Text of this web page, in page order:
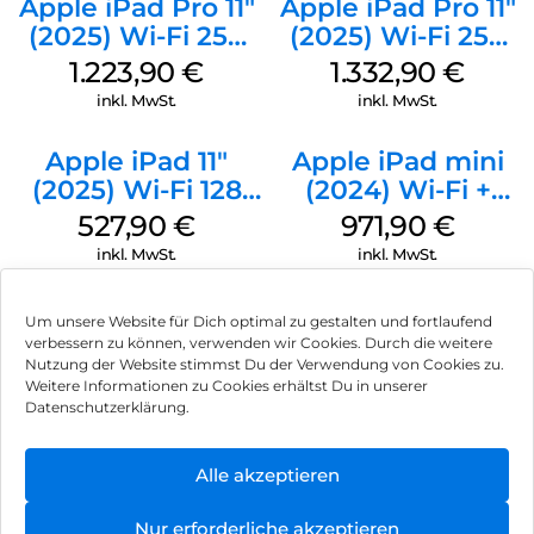
Um unsere Website für Dich optimal zu gestalten und fortlaufend
verbessern zu können, verwenden wir Cookies. Durch die weitere
Nutzung der Website stimmst Du der Verwendung von Cookies zu.
Weitere Informationen zu Cookies erhältst Du in unserer
Datenschutzerklärung.
Alle akzeptieren
Nur erforderliche akzeptieren
den allgemeinen Sicherheitsstatus deines Geräts auf dem
Datenschutz-Dashboard. Behalte den Überblick
und genieße ein gutes Gefühl mit dem Galaxy Tab S11.
Apple iPad Pro 11″
(2025) Wi-Fi 256
GB Standardglas
Space Schwarz
1.223,90€
inkl. MwSt.
Apple iPad Pro 11″
(2025) Wi-Fi 256
GB Standardglas
Silber
1.332,90€
inkl. MwSt.
Apple iPad 11″
(2025) Wi-Fi 128
GB Pink
527,90€
inkl. MwSt.
Apple iPad mini
(2024) Wi-Fi +
Cellular 128 GB
Space Grau
971,90 €
inkl. MwSt.
Impressum